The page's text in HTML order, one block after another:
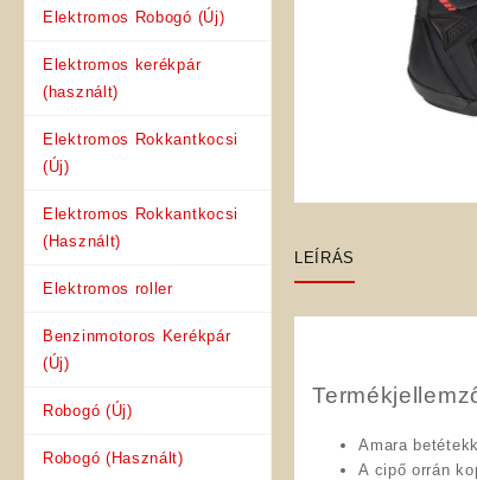
Elektromos Robogó (Új)
Elektromos kerékpár
(használt)
Elektromos Rokkantkocsi
(Új)
Elektromos Rokkantkocsi
(Használt)
Elektromos roller
Benzinmotoros Kerékpár
(Új)
Robogó (Új)
Robogó (Használt)
LEÍRÁS
Amara
A cipő orrán